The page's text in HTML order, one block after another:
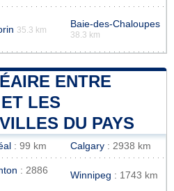
35.3 km
Baie-des-Chaloupes
38.3 km
ENTRE
LES
DU PAYS
: 99 km Calgary : 2938 km
: 2886
Winnipeg : 1743 km